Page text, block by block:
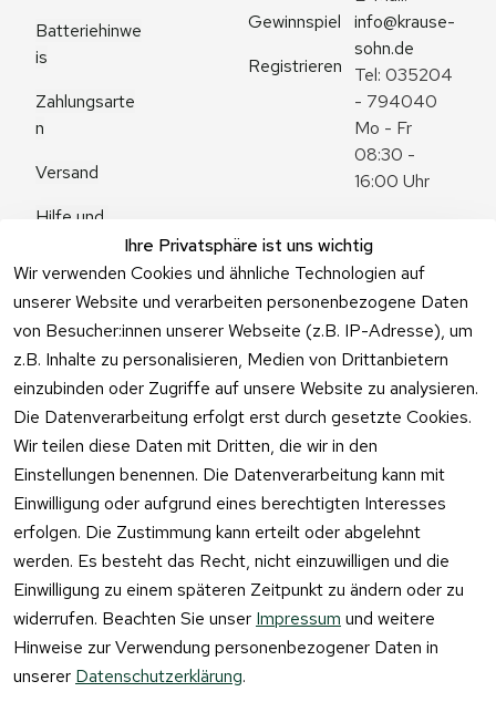
Ihre Privatsphäre ist uns wichtig
Wir verwenden Cookies und ähnliche Technologien auf
unserer Website und verarbeiten personenbezogene Daten
von Besucher:innen unserer Webseite (z.B. IP-Adresse), um
z.B. Inhalte zu personalisieren, Medien von Drittanbietern
einzubinden oder Zugriffe auf unsere Website zu analysieren.
Die Datenverarbeitung erfolgt erst durch gesetzte Cookies.
Wir teilen diese Daten mit Dritten, die wir in den
Einstellungen benennen. Die Datenverarbeitung kann mit
Einwilligung oder aufgrund eines berechtigten Interesses
erfolgen. Die Zustimmung kann erteilt oder abgelehnt
werden. Es besteht das Recht, nicht einzuwilligen und die
Einwilligung zu einem späteren Zeitpunkt zu ändern oder zu
widerrufen. Beachten Sie unser Impressum und weitere
Hinweise zur Verwendung personenbezogener Daten in
unserer Datenschutzerklärung.
Batteriehinwe
is
Zahlungsarte
n
Versand
Hilfe und
Fragen
Gewinnspiel
Registrieren
info@krause-
sohn.de
Tel: 035204
- 794040
Mo - Fr
08:30 -
16:00 Uhr
Zum
Kontaktformu
lar
Vertrag
widerrufen